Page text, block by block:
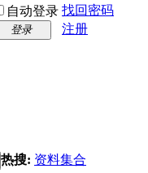
自动登录 找回密码
登录
注册
热搜: 资料集合